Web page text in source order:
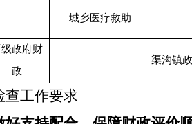
城乡医疗救助
政府财
政
渠沟镇
查工作要求